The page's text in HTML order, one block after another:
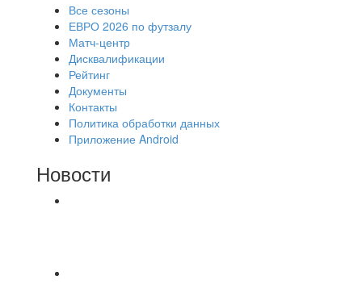
Все сезоны
ЕВРО 2026 по футзалу
Матч-центр
Дисквалификации
Рейтинг
Документы
Контакты
Политика обработки данных
Приложение Android
Новости